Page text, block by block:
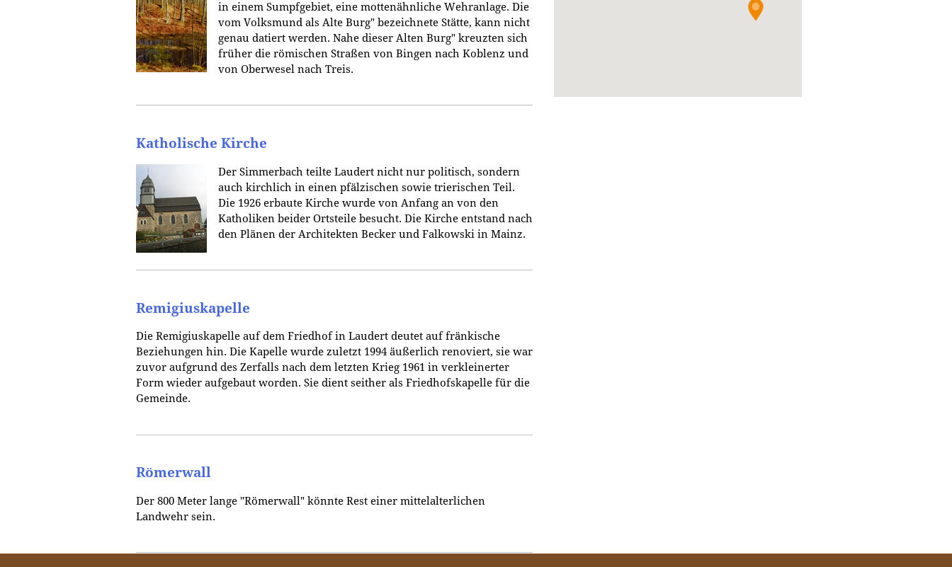
in einem Sumpfgebiet, eine mottenähnliche Wehranlage. Die
vom Volksmund als Alte Burg" bezeichnete Stätte, kann nicht
genau datiert werden. Nahe dieser Alten Burg" kreuzten sich
früher die römischen Straßen von Bingen nach Koblenz und
von Oberwesel nach Treis.
Katholische Kirche
Der Simmerbach teilte Laudert nicht nur politisch, sondern
auch kirchlich in einen pfälzischen sowie trierischen Teil.
Die 1926 erbaute Kirche wurde von Anfang an von den
Katholiken beider Ortsteile besucht. Die Kirche entstand nach
den Plänen der Architekten Becker und Falkowski in Mainz.
Remigiuskapelle
Die Remigiuskapelle auf dem Friedhof in Laudert deutet auf fränkische
Beziehungen hin. Die Kapelle wurde zuletzt 1994 äußerlich renoviert, sie war
zuvor aufgrund des Zerfalls nach dem letzten Krieg 1961 in verkleinerter
Form wieder aufgebaut worden. Sie dient seither als Friedhofskapelle für die
Gemeinde.
Römerwall
Der 800 Meter lange "Römerwall" könnte Rest einer mittelalterlichen
Landwehr sein.